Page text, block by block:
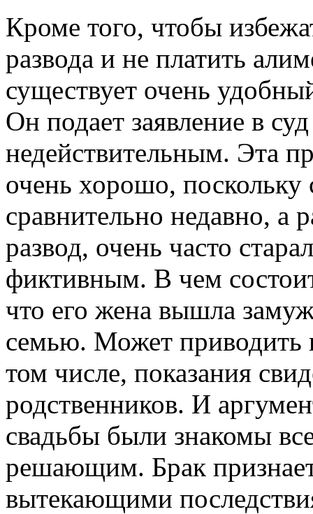
Кроме того, чтобы
развода и не платить
существует очень
Он подает заявление в
недействительным. Эта
очень хорошо, поскольку
сравнительно недавно, а
развод, очень часто
фиктивным. В чем
что его жена вышла
семью. Может приводить
том числе, показания
родственников. И
свадьбы были знакомы
решающим. Брак
вытекающими